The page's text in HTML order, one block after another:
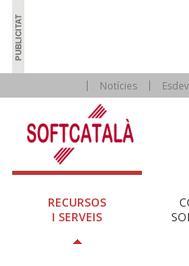
Notícies
RECURSOS
I SERVEIS